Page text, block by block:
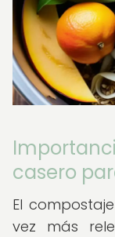
casero
El
vez más